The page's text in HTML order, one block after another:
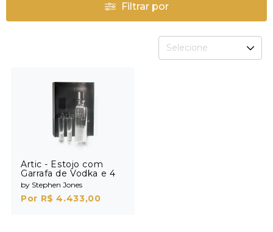
Filtrar por
Selecione
Artic - Estojo com
Garrafa de Vodka e 4
Shots
by Stephen Jones
Por R$ 4.433,00